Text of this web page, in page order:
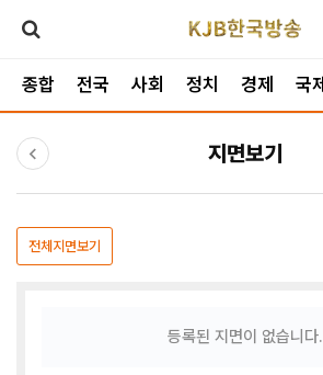
종합 전국 사회 정치 경제 국제
지면보기
전체지면보기
등록된 지면이 없습니다.